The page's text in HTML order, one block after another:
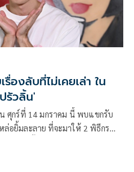
องลับที่ไม่เคยเล่า ใน
รัวลิ้น'
ศุกร์ที่ 14 มกราคม นี้ พบแขกรับ
อยิ้มละลาย ที่จะมาให้ 2 พิธีกร